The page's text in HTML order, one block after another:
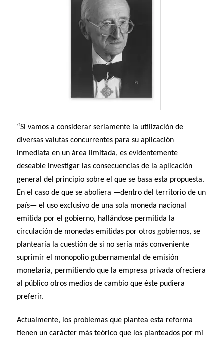
“Si vamos a considerar seriamente la utilización de
diversas valutas concurrentes para su aplicación
inmediata en un área limitada, es evidentemente
deseable investigar las consecuencias de la aplicación
general del principio sobre el que se basa esta propuesta.
En el caso de que se aboliera —dentro del territorio de un
país— el uso exclusivo de una sola moneda nacional
emitida por el gobierno, hallándose permitida la
circulación de monedas emitidas por otros gobiernos, se
plantearía la cuestión de si no sería más conveniente
suprimir el monopolio gubernamental de emisión
monetaria, permitiendo que la empresa privada ofreciera
al público otros medios de cambio que éste pudiera
preferir.
Actualmente, los problemas que plantea esta reforma
tienen un carácter más teórico que los planteados por mi